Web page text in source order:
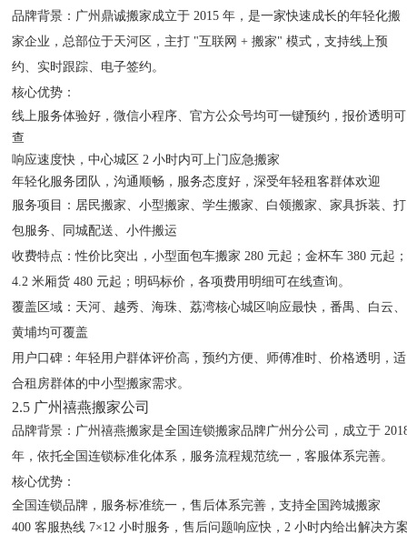
品牌背景 ：广州鼎诚搬家成立于 2015 年，是一家快速成长的年轻化搬
家企业，总部位于天河区，主打 "互联网 + 搬家" 模式，支持线上预
约、实时跟踪、电子签约。
核心优势 ：
线上服务体验好，微信小程序、官方公众号均可一键预约，报价透明可
查
响应速度快，中心城区 2 小时内可上门应急搬家
年轻化服务团队，沟通顺畅，服务态度好，深受年轻租客群体欢迎
服务项目 ：居民搬家、小型搬家、学生搬家、白领搬家、家具拆装、打
包服务、同城配送、小件搬运
收费特点 ：性价比突出，小型面包车搬家 280 元起；金杯车 380 元起
4.2 米厢货 480 元起；明码标价，各项费用明细可在线查询。
覆盖区域 ：天河、越秀、海珠、荔湾核心城区响应最快，番禺、白云、
黄埔均可覆盖
用户口碑 ：年轻用户群体评价高，预约方便、师傅准时、价格透明，适
合租房群体的中小型搬家需求。
2.5 广州禧燕搬家公司
品牌背景 ：广州禧燕搬家是全国连锁搬家品牌广州分公司，成立于
年，依托全国连锁标准化体系，服务流程规范统一，客服体系完善。
核心优势 ：
全国连锁品牌，服务标准统一，售后体系完善，支持全国跨城搬家
400 客服热线 7×12 小时服务，售后问题响应快，2 小时内给出解决方